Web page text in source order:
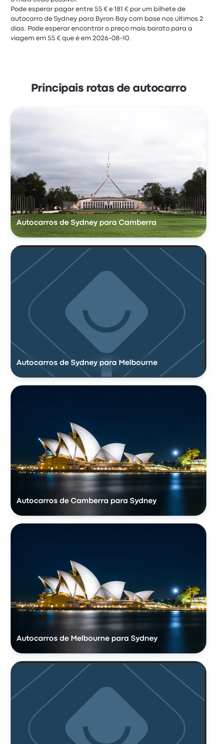
Pode esperar pagar entre 55 € e 181 € por um bilhete de
autocarro de Sydney para Byron Bay com base nos últimos 2
dias. Pode esperar encontrar o preço mais barato para a
viagem em 55 € que é em 2026-08-10.
Principais rotas de autocarro
Autocarros de Sydney para Camberra
Autocarros de Sydney para Melbourne
Autocarros de Camberra para Sydney
Autocarros de Melbourne para Sydney